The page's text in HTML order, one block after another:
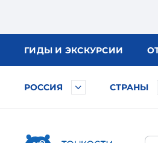
ГИДЫ И ЭКСКУРСИИ
РОССИЯ СТРАНЫ